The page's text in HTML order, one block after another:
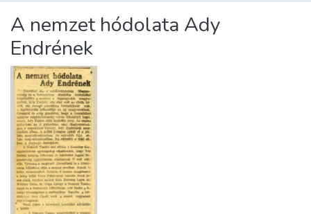
About us
A nemzet hódolata Ady
Endrének